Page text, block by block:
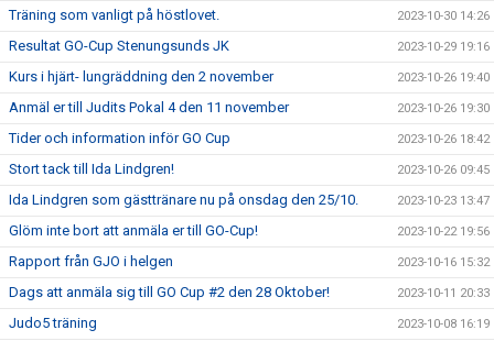
Träning som vanligt på höstlovet. 2023-10-30 14:26
Resultat GO-Cup Stenungsunds JK 2023-10-29 19:16
Kurs i hjärt- lungräddning den 2 november 2023-10-26 19:40
Anmäl er till Judits Pokal 4 den 11 november 2023-10-26 19:30
Tider och information inför GO Cup 2023-10-26 18:42
Stort tack till Ida Lindgren! 2023-10-26 09:45
Ida Lindgren som gästtränare nu på onsdag den 25/10. 2023-10-23 13:47
Glöm inte bort att anmäla er till GO-Cup! 2023-10-22 19:56
Rapport från GJO i helgen 2023-10-16 15:32
Dags att anmäla sig till GO Cup #2 den 28 Oktober! 2023-10-11 20:33
Judo5 träning 2023-10-08 16:19